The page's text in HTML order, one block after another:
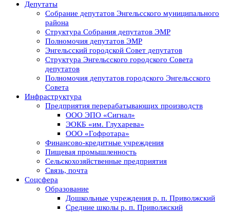
Депутаты
Собрание депутатов Энгельсского муниципального
района
Структура Собрания депутатов ЭМР
Полномочия депутатов ЭМР
Энгельсский городской Совет депутатов
Структура Энгельсского городского Совета
депутатов
Полномочия депутатов городского Энгельсского
Совета
Инфраструктура
Предприятия перерабатывающих производств
ООО ЭПО «Сигнал»
ЭОКБ «им. Глухарева»
ООО «Гофротара»
Финансово-кредитные учреждения
Пищевая промышленность
Сельскохозяйственные предприятия
Связь, почта
Соцсфера
Образование
Дошкольные учреждения р. п. Приволжский
Средние школы р. п. Приволжский